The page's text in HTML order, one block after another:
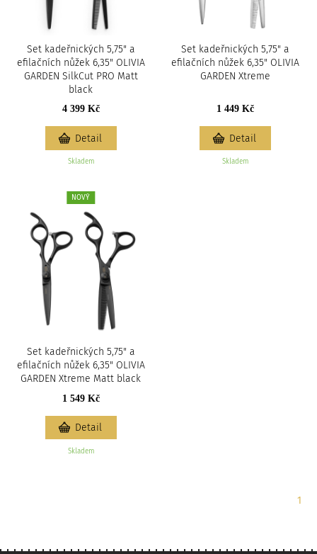
Set kadeřnických 5,75" a
efilačních nůžek 6,35" OLIVIA
GARDEN SilkCut PRO Matt
black
4 399 Kč
Skladem
Detail
Set kadeřnických 5,75" a
efilačních nůžek 6,35" OLIVIA
GARDEN Xtreme
1 449 Kč
Skladem
Detail
Set kadeřnických 5,75" a
efilačních nůžek 6,35" OLIVIA
GARDEN Xtreme Matt black
NOVÝ
1 549 Kč
Skladem
Detail
1